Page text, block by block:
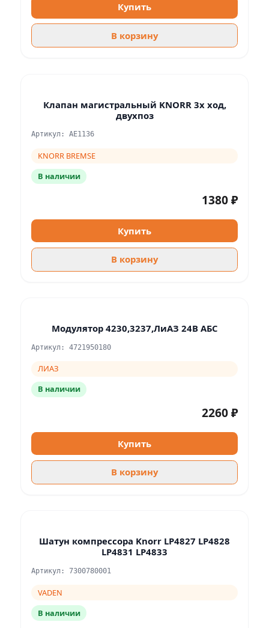
Купить
В корзину
Клапан магистральный KNORR 3х ход,
двухпоз
Артикул: AE1136
KNORR BREMSE
В наличии
1380 ₽
Купить
В корзину
Модулятор 4230,3237,ЛиАЗ 24В АБС
Артикул: 4721950180
ЛИАЗ
В наличии
2260 ₽
Купить
В корзину
Шатун компрессора Knorr LP4827 LP4828
LP4831 LP4833
Артикул: 7300780001
VADEN
В наличии